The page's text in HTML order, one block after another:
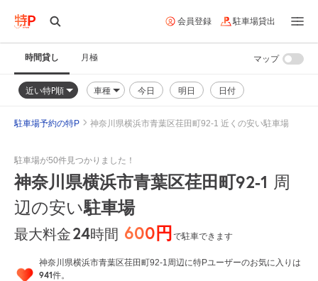
会員登録 駐車場貸出
時間貸し 月極
近い特P順 車種 今日 明日 日付
マップ
駐車場予約の特P 神奈川県横浜市青葉区荏田町92-1 近くの安い駐車場
駐車場が50件見つかりました！
神奈川県横浜市青葉区荏田町92-1 周
辺の安い駐車場
最大料金24時間 600円で駐車できます
神奈川県横浜市青葉区荏田町92-1周辺に特Pユーザーのお気に入りは
941件。